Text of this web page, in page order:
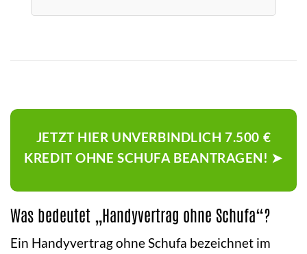
JETZT HIER UNVERBINDLICH 7.500 €
KREDIT OHNE SCHUFA BEANTRAGEN! ➤
Was bedeutet „Handyvertrag ohne Schufa“?
Ein Handyvertrag ohne Schufa bezeichnet im